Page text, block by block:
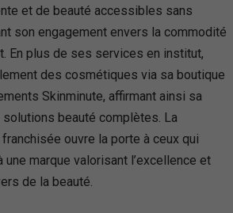
et de beauté accessibles sans
son engagement envers la commodité
En plus de ses services en institut,
des cosmétiques via sa boutique
Skinminute, affirmant ainsi sa
beauté complètes. La
ouvre la porte à ceux qui
marque valorisant l’excellence et
de la beauté.